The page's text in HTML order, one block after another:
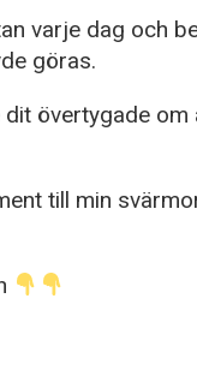
varje dag och
göras.
övertygade
till min